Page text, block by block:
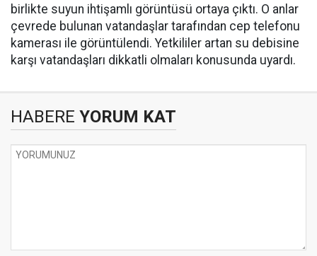
birlikte suyun ihtişamlı görüntüsü ortaya çıktı. O anlar
çevrede bulunan vatandaşlar tarafından cep telefonu
kamerası ile görüntülendi. Yetkililer artan su debisine
karşı vatandaşları dikkatli olmaları konusunda uyardı.
HABERE YORUM KAT